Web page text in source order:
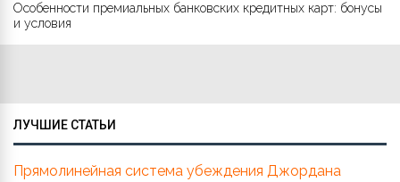
Особенности премиальных банковских кредитных карт: бонусы
и условия
ЛУЧШИЕ СТАТЬИ
Прямолинейная система убеждения Джордана